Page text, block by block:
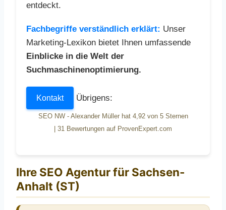
entdeckt.
Fachbegriffe verständlich erklärt: Unser
Marketing-Lexikon bietet Ihnen umfassende
Einblicke in die Welt der
Suchmaschinenoptimierung.
Kontakt Übrigens:
SEO NW - Alexander Müller hat 4,92von 5Sternen
31 Bewertungen auf ProvenExpert.com
Ihre SEO Agentur für Sachsen-
Anhalt (ST)